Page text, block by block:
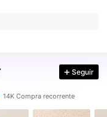
Seguir
14K Compra recorrente